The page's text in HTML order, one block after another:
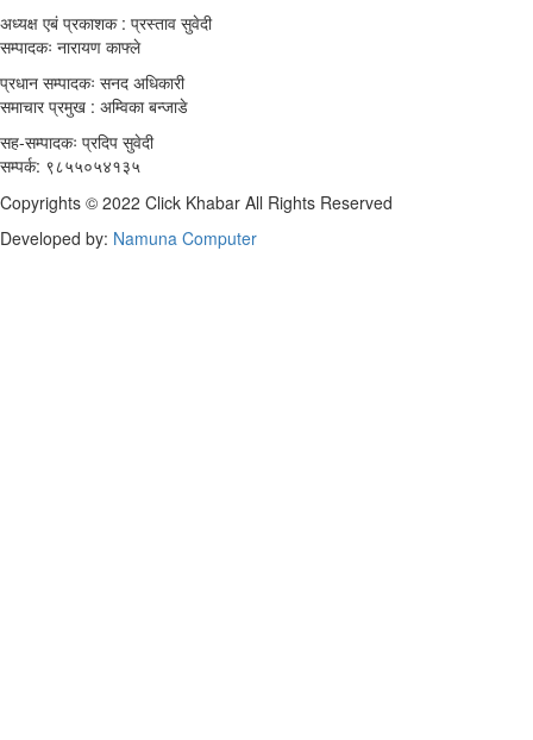
अध्यक्ष एबं प्रकाशक : प्रस्ताव सुवेदी
सम्पादकः नारायण काफ्ले
प्रधान सम्पादकः सनद अधिकारी
समाचार प्रमुख : अम्विका बन्जाडे
सह-सम्पादकः प्रदिप सुवेदी
सम्पर्क: ९८५५०५४१३५
Copyrights © 2022 Click Khabar All Rights Reserved
Developed by: Namuna Computer